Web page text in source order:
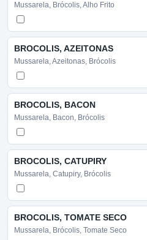
Mussarela, Brócolis, Alho Frito
BROCOLIS, AZEITONAS
Mussarela, Azeitonas, Brócolis
BROCOLIS, BACON
Mussarela, Bacon, Brócolis
BROCOLIS, CATUPIRY
Mussarela, Catupiry, Brócolis
BROCOLIS, TOMATE SECO
Mussarela, Brócolis, Tomate Seco